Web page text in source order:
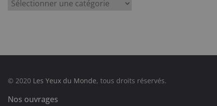
e
© 2020 Les Yeux du Monde, tous droits réservés.
Nos ouvrages